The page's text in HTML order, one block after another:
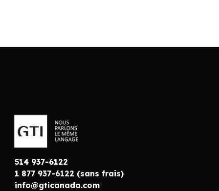
514 937-6122
1 877 937-6122 (sans frais)
info@gticanada.com